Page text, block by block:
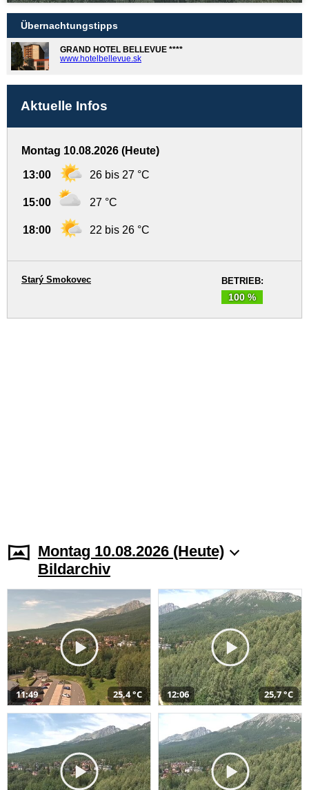
Übernachtungstipps
GRAND HOTEL BELLEVUE ****
www.hotelbellevue.sk
Aktuelle Infos
Montag 10.08.2026 (Heute)
13:00 26 bis 27 °C
15:00 27 °C
18:00 22 bis 26 °C
BETRIEB:
100 %
Starý Smokovec
Montag 10.08.2026 (Heute)
Bildarchiv
11:49 25,4 °C 12:06 25,7 °C